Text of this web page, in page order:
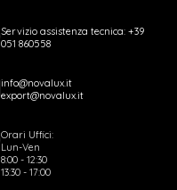
Servizio assistenza tecnica: +39
051 860558
info@novalux.it
export@novalux.it
Orari Uffici:
Lun-Ven
8:00 - 12:30
13:30 - 17:00